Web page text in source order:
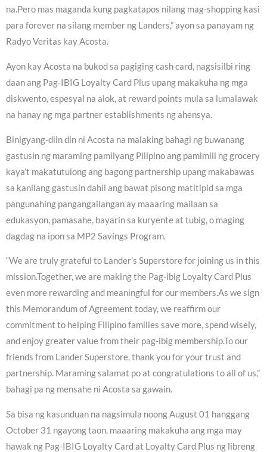
na.Pero mas maganda kung pagkatapos nilang mag-shopping kasi
para forever na silang member ng Landers,” ayon sa panayam ng
Radyo Veritas kay Acosta.
Ayon kay Acosta na bukod sa pagiging cash card, nagsisilbi ring
daan ang Pag-IBIG Loyalty Card Plus upang makakuha ng mga
diskwento, espesyal na alok, at reward points mula sa lumalawak
na hanay ng mga partner establishments ng ahensya.
Binigyang-diin din ni Acosta na malaking bahagi ng buwanang
gastusin ng maraming pamilyang Pilipino ang pamimili ng grocery
kaya’t makatutulong ang bagong partnership upang makabawas
sa kanilang gastusin dahil ang bawat pisong matitipid sa mga
pangunahing pangangailangan ay maaaring mailaan sa
edukasyon, pamasahe, bayarin sa kuryente at tubig, o maging
dagdag na ipon sa MP2 Savings Program.
“We are truly grateful to Lander’s Superstore for joining us in this
mission.Together, we are making the Pag-ibig Loyalty Card Plus
even more rewarding and meaningful for our members.As we sign
this Memorandum of Agreement today, we reaffirm our
commitment to helping Filipino families save more, spend wisely,
and enjoy greater value from their pag-ibig membership.To our
friends from Lander Superstore, thank you for your trust and
partnership. Maraming salamat po at congratulations to all of us,”
bahagi pa ng mensahe ni Acosta sa gawain.
Sa bisa ng kasunduan na nagsimula noong August 01 hanggang
October 31 ngayong taon, maaaring makakuha ang mga may
hawak ng Pag-IBIG Loyalty Card at Loyalty Card Plus ng libreng